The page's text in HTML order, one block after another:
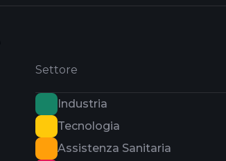
Settore
Industria
Tecnologia
Assistenza Sanitaria